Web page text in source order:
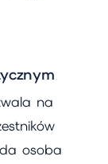
na
osoba